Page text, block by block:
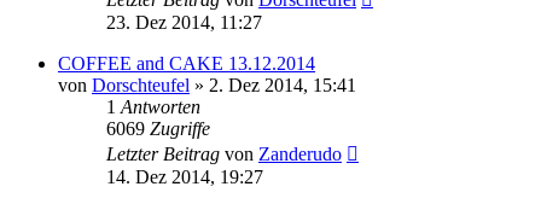
23. Dez 2014, 11:27
COFFEE and CAKE 13.12.2014
von Dorschteufel » 2. Dez 2014, 15:41
1 Antworten
6069 Zugriffe
Letzter Beitrag von Zanderudo
14. Dez 2014, 19:27